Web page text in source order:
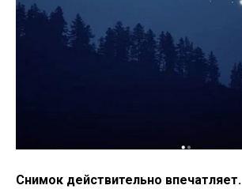
Снимок действительно впечатляет.